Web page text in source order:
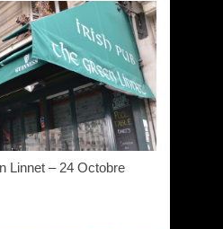
Linnet – 24 Octobre